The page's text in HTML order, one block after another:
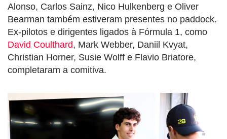
Alonso, Carlos Sainz, Nico Hulkenberg e Oliver
Bearman também estiveram presentes no paddock.
Ex-pilotos e dirigentes ligados à Fórmula 1, como
David Coulthard, Mark Webber, Daniil Kvyat,
Christian Horner, Susie Wolff e Flavio Briatore,
completaram a comitiva.